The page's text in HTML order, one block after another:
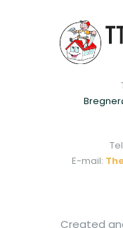
E-mail:
Created